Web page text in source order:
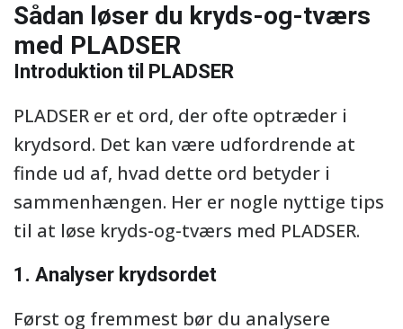
Sådan løser du kryds-og-tværs
med PLADSER
Introduktion til PLADSER
PLADSER er et ord, der ofte optræder i
krydsord. Det kan være udfordrende at
finde ud af, hvad dette ord betyder i
sammenhængen. Her er nogle nyttige tips
til at løse kryds-og-tværs med PLADSER.
1. Analyser krydsordet
Først og fremmest bør du analysere